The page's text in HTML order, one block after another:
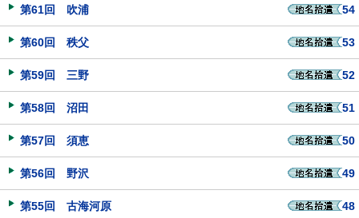
第61回 吹浦 54
第60回 秩父 53
第59回 三野 52
第58回 沼田 51
第57回 須恵 50
第56回 野沢 49
第55回 古海河原 48